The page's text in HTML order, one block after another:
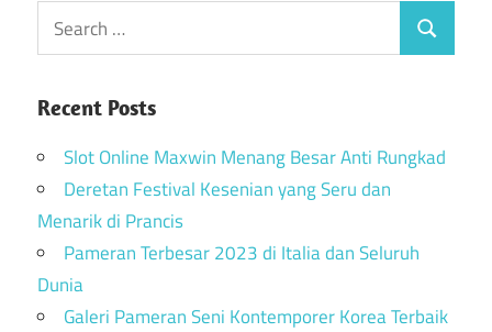
Recent Posts
Slot Online Maxwin Menang Besar Anti Rungkad
Deretan Festival Kesenian yang Seru dan
Menarik di Prancis
Pameran Terbesar 2023 di Italia dan Seluruh
Dunia
Galeri Pameran Seni Kontemporer Korea Terbaik